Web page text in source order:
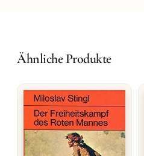
Ähnliche Produkte